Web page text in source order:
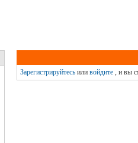
Зарегистрируйтесьили войдите, и вы